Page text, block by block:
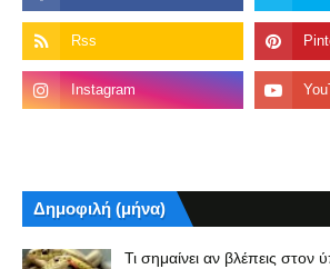
Δημοφιλή (μήνα)
Τι σημαίνει αν βλέπεις στον